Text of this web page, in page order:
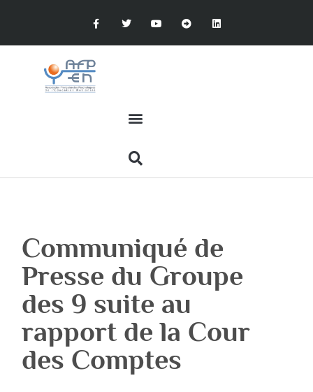
Communiqué de
Presse du Groupe
des 9 suite au
rapport de la Cour
des Comptes